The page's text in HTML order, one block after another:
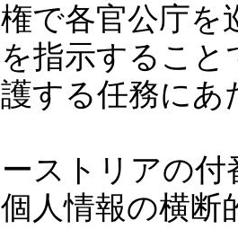
で各官公庁を
指示すること
する任務にあ
ストリアの
人情報の横断